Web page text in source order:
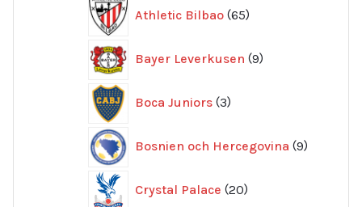
Athletic Bilbao 65
produkter
Bayer Leverkusen 9
produkter
Boca Juniors 3
produkter
Bosnien och Hercegovina 9
produkter
Crystal Palace 20
produkter